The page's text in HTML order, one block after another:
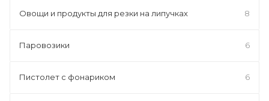
Овощи и продукты для резки на липучках 8
Паровозики 6
Пистолет с фонариком 6